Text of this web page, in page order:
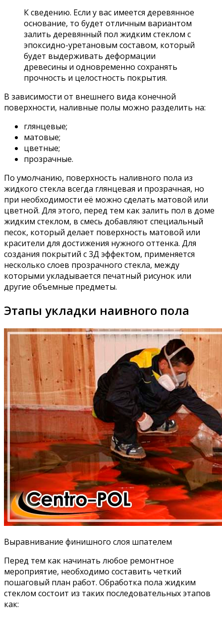
К сведению. Если у вас имеется деревянное
основание, то будет отличным вариантом
залить деревянный пол жидким стеклом с
эпоксидно-уретановым составом, который
будет выдерживать деформации
древесины и одновременно сохранять
прочность и целостность покрытия.
В зависимости от внешнего вида конечной
поверхности, наливные полы можно разделить на:
глянцевые;
матовые;
цветные;
прозрачные.
По умолчанию, поверхность наливного пола из
жидкого стекла всегда глянцевая и прозрачная, но
при необходимости её можно сделать матовой или
цветной. Для этого, перед тем как залить пол в доме
жидким стеклом, в смесь добавляют специальный
песок, который делает поверхность матовой или
красители для достижения нужного оттенка. Для
создания покрытий с 3Д эффектом, применяется
несколько слоев прозрачного стекла, между
которыми укладывается печатный рисунок или
другие объемные предметы.
Этапы укладки наивного пола
Выравнивание финишного слоя шпателем
Перед тем как начинать любое ремонтное
мероприятие, необходимо составить четкий
пошаговый план работ. Обработка пола жидким
стеклом состоит из таких последовательных этапов
как: